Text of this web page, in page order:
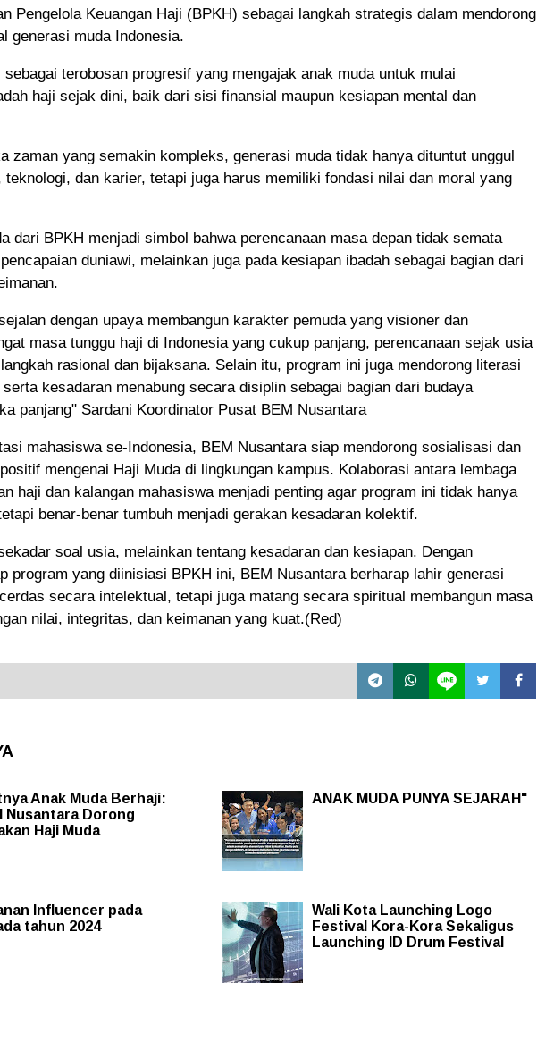
Pengelola Keuangan Haji (BPKH) sebagai langkah strategis dalam mendorong
generasi muda Indonesia.
terobosan progresif yang mengajak anak muda untuk mulai
haji sejak dini, baik dari sisi finansial maupun kesiapan mental dan
zaman yang semakin kompleks, generasi muda tidak hanya dituntut unggul
teknologi, dan karier, tetapi juga harus memiliki fondasi nilai dan moral yang
dari BPKH menjadi simbol bahwa perencanaan masa depan tidak semata
duniawi, melainkan juga pada kesiapan ibadah sebagai bagian dari
dengan upaya membangun karakter pemuda yang visioner dan
masa tunggu haji di Indonesia yang cukup panjang, perencanaan sejak usia
rasional dan bijaksana. Selain itu, program ini juga mendorong literasi
kesadaran menabung secara disiplin sebagai bagian dari budaya
panjang" Sardani Koordinator Pusat BEM Nusantara
mahasiswa se-Indonesia, BEM Nusantara siap mendorong sosialisasi dan
mengenai Haji Muda di lingkungan kampus. Kolaborasi antara lembaga
haji dan kalangan mahasiswa menjadi penting agar program ini tidak hanya
benar-benar tumbuh menjadi gerakan kesadaran kolektif.
soal usia, melainkan tentang kesadaran dan kesiapan. Dengan
program yang diinisiasi BPKH ini, BEM Nusantara berharap lahir generasi
secara intelektual, tetapi juga matang secara spiritual membangun masa
nilai, integritas, dan keimanan yang kuat.(Red)
Anak Muda Berhaji:
Nusantara Dorong
Haji Muda
ANAK MUDA PUNYA SEJARAH"
Influencer pada
tahun 2024
Wali Kota Launching Logo
Festival Kora-Kora Sekaligus
Launching ID Drum Festival